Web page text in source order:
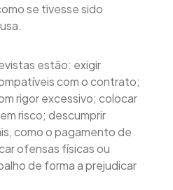
se tivesse sido
estão: exigir
com o contrato;
rigor excessivo; colocar
risco; descumprir
como o pagamento de
ofensas físicas ou
de forma a prejudicar